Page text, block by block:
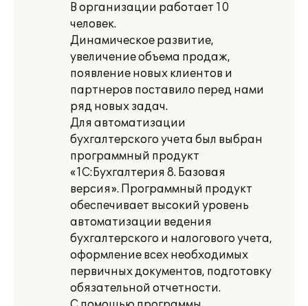
В организации работает 10
человек.
Динамическое развитие,
увеличение объема продаж,
появление новых клиентов и
партнеров поставило перед нами
ряд новых задач.
Для автоматизации
бухгалтерского учета был выбран
программный продукт
«1С:Бухгалтерия 8. Базовая
версия». Программный продукт
обеспечивает высокий уровень
автоматизации ведения
бухгалтерского и налогового учета,
оформление всех необходимых
первичных документов, подготовку
обязательной отчетности.